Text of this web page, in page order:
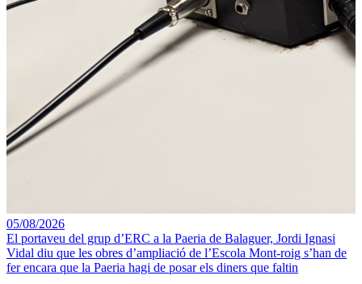
05/08/2026
El portaveu del grup d’ERC a la Paeria de Balaguer, Jordi Ignasi
Vidal diu que les obres d’ampliació de l’Escola Mont-roig s’han de
fer encara que la Paeria hagi de posar els diners que faltin